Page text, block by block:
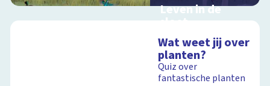
Leven in de
sloot
schoolplaat over het
slootleven
Wat weet jij over
planten?
Quiz over
fantastische planten